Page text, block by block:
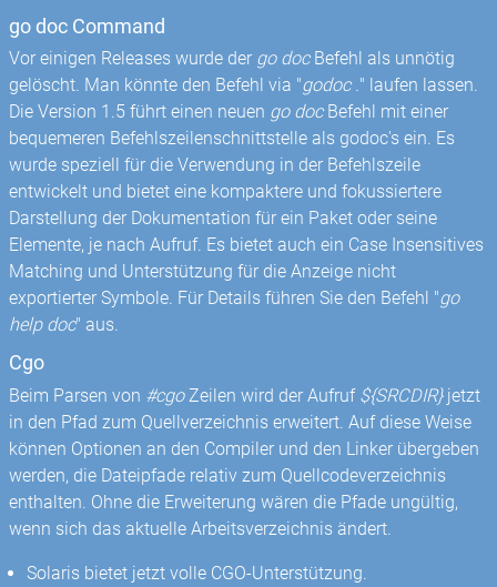
go doc Command
Vor einigen Releases wurde der go docBefehl als unnötig
gelöscht. Man könnte den Befehl via "godoc ." laufen lassen.
Die Version 1.5 führt einen neuen go docBefehl mit einer
bequemeren Befehlszeilenschnittstelle als godoc's ein. Es
wurde speziell für die Verwendung in der Befehlszeile
entwickelt und bietet eine kompaktere und fokussiertere
Darstellung der Dokumentation für ein Paket oder seine
Elemente, je nach Aufruf. Es bietet auch ein Case Insensitives
Matching und Unterstützung für die Anzeige nicht
exportierter Symbole. Für Details führen Sie den Befehl "go
help doc" aus.
Cgo
Beim Parsen von #cgoZeilen wird der Aufruf ${SRCDIR}jetzt
in den Pfad zum Quellverzeichnis erweitert. Auf diese Weise
können Optionen an den Compiler und den Linker übergeben
werden, die Dateipfade relativ zum Quellcodeverzeichnis
enthalten. Ohne die Erweiterung wären die Pfade ungültig,
wenn sich das aktuelle Arbeitsverzeichnis ändert.
Solaris bietet jetzt volle CGO-Unterstützung.